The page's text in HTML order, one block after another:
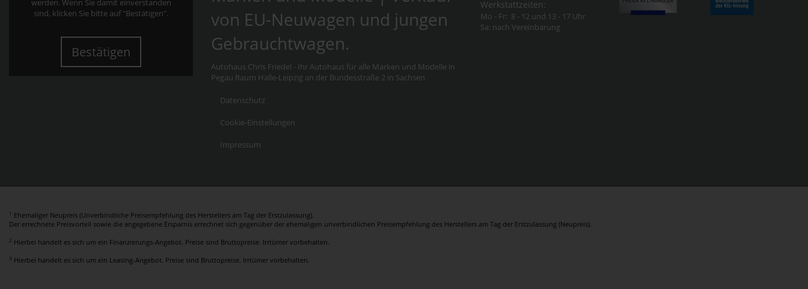
werden. Wenn Sie damit einverstanden
sind, klicken Sie bitte auf "Bestätigen".
Bestätigen
von EU-Neuwagen und jungen
Gebrauchtwagen.
Autohaus Chris Friedel - Ihr Autohaus für alle Marken und Modelle in
Pegau Raum Halle-Leipzig an der Bundesstraße 2 in Sachsen
Datenschutz
Cookie-Einstellungen
Impressum
Werkstattzeiten:
Mo - Fr: 8 - 12 und 13 - 17 Uhr
Sa: nach Vereinbarung
1 Ehemaliger Neupreis (Unverbindliche Preisempfehlung des Herstellers am Tag der Erstzulassung).
Der errechnete Preisvorteil sowie die angegebene Ersparnis errechnet sich gegenüber der ehemaligen unverbindlichen Preisempfehlung des Herstellers am Tag der Erstzulassung (Neupreis).
2 Hierbei handelt es sich um ein Finanzierungs-Angebot. Preise sind Bruttopreise. Irrtümer vorbehalten.
3 Hierbei handelt es sich um ein Leasing-Angebot. Preise sind Bruttopreise. Irrtümer vorbehalten.